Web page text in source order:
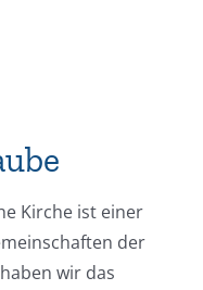
Kirche ist einer
der
wir das